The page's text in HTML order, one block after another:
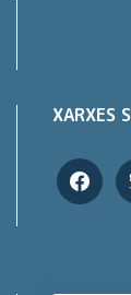
XARXES
facebook